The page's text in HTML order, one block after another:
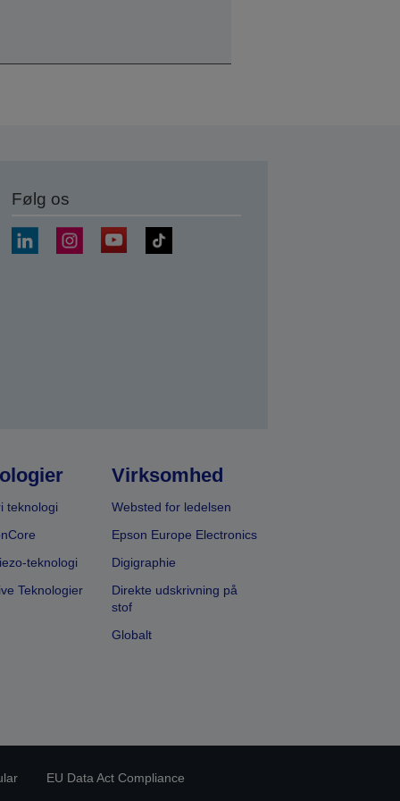
Følg os
teknologi
teknologi
Teknologier
Virksomhed
Websted for ledelsen
Epson Europe Electronics
Digigraphie
Direkte udskrivning på
stof
Globalt
EU Data Act Compliance